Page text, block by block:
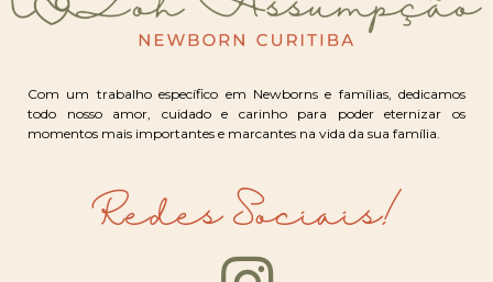
Com um trabalho específico em Newborns e famílias, dedicamos
todo nosso amor, cuidado e carinho para poder eternizar os
momentos mais importantes e marcantes na vida da sua família.
Redes Sociais!